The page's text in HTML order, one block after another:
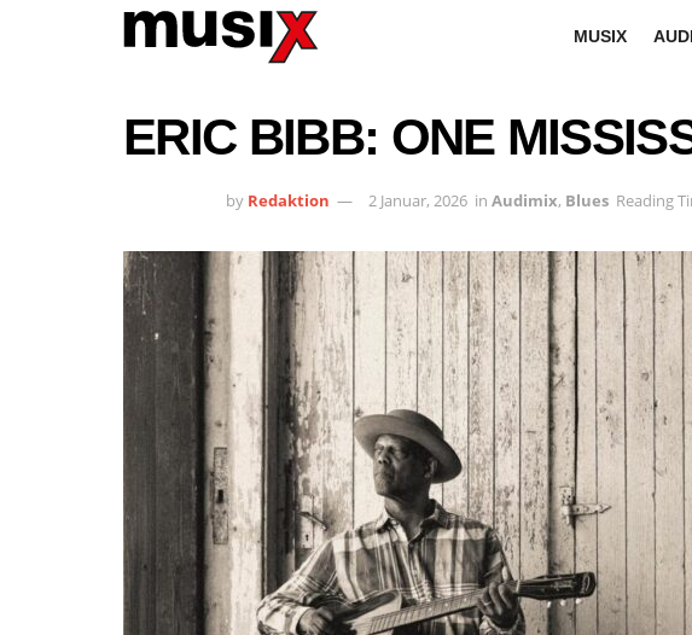
MUSIX
ERIC BIBB: ONE
by Redaktion 2 Januar, 2026 in Audimix, Blues Reading